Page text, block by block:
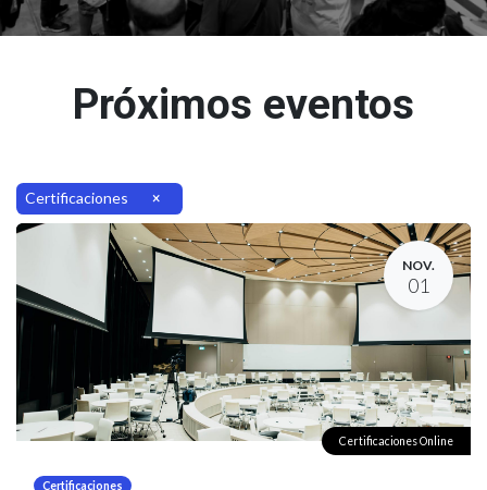
Próximos eventos
Certificaciones ×
NOV.
01
Certificaciones
Certificaciones Online